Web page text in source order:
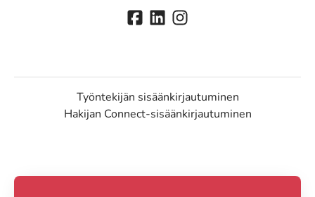
Työntekijän sisäänkirjautuminen
Hakijan Connect-sisäänkirjautuminen